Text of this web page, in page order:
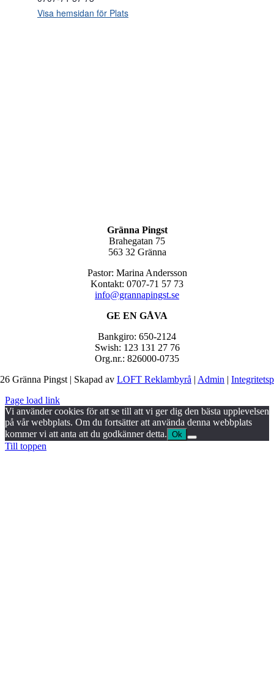
Visa hemsidan för Plats
Gränna Pingst
Brahegatan 75
563 32 Gränna
Pastor: Marina Andersson
Kontakt: 0707-71 57 73
info@grannapingst.se
GE EN GÅVA
Bankgiro: 650-2124
Swish: 123 131 27 76
Org.nr.: 826000-0735
Gränna Pingst | Skapad av LOFT Reklambyrå | Admin |
Page load link
Vi använder cookies för att se till att vi ger dig den bästa upplevelsen
på vår webbplats. Om du fortsätter att använda denna webbplats
kommer vi att anta att du godkänner detta. Ok
Till toppen